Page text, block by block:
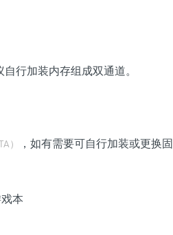
行加装内存组成双通道。
）
，如有需要可自行加装或更换固